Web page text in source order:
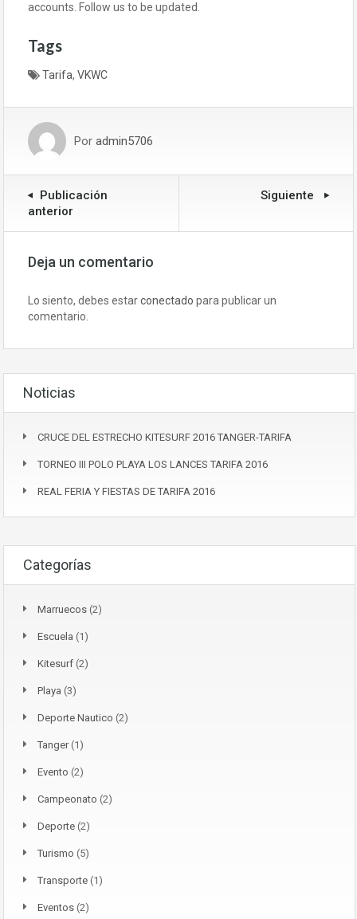
accounts. Follow us to be updated.
Tags
Tarifa, VKWC
Por admin5706
Publicación
anterior
Siguiente
Deja un comentario
Lo siento, debes estarconectado para publicar un
comentario.
Noticias
CRUCE DEL ESTRECHO KITESURF 2016 TANGER-TARIFA
TORNEO III POLO PLAYA LOS LANCES TARIFA 2016
REAL FERIA Y FIESTAS DE TARIFA 2016
Categorías
Marruecos (2)
Escuela (1)
Kitesurf (2)
Playa (3)
Deporte Nautico (2)
Tanger(1)
Evento (2)
Campeonato (2)
Deporte (2)
Turismo (5)
Transporte (1)
Eventos (2)